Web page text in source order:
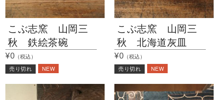
こぶ志窯 山岡三
秋 鉄絵茶碗
¥0 （税込）
売り切れ NEW
こぶ志窯 山岡三
秋 北海道灰皿
¥0 （税込）
売り切れ NEW